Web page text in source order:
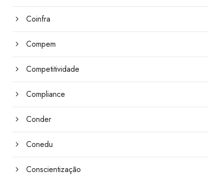
Coinfra
Compem
Competitividade
Compliance
Conder
Conedu
Conscientização